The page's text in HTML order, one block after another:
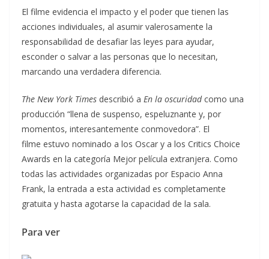
El filme evidencia el impacto y el poder que tienen las
acciones individuales, al asumir valerosamente la
responsabilidad de desafiar las leyes para ayudar,
esconder o salvar a las personas que lo necesitan,
marcando una verdadera diferencia.
The New York Times describió a En la oscuridadcomo una
producción “llena de suspenso, espeluznante y, por
momentos, interesantemente conmovedora”. El
filme estuvo nominado a los Oscar y a los Critics Choice
Awards en la categoría Mejor película extranjera. Como
todas las actividades organizadas por Espacio Anna
Frank, la entrada a esta actividad es completamente
gratuita y hasta agotarse la capacidad de la sala.
Para ver